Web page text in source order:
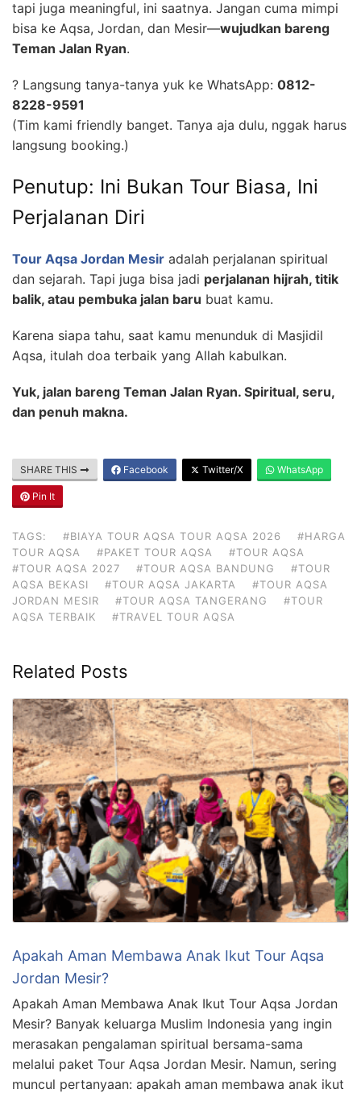
tapi juga meaningful, ini saatnya. Jangan cuma mimpi
bisa ke Aqsa, Jordan, dan Mesir—wujudkan bareng
Teman Jalan Ryan.
? Langsung tanya-tanya yuk ke WhatsApp: 0812-
8228-9591
(Tim kami friendly banget. Tanya aja dulu, nggak harus
langsung booking.)
Penutup: Ini Bukan Tour Biasa, Ini
Perjalanan Diri
Tour Aqsa Jordan Mesir adalah perjalanan spiritual
dan sejarah. Tapi juga bisa jadi perjalanan hijrah, titik
balik, atau pembuka jalan baru buat kamu.
Karena siapa tahu, saat kamu menunduk di Masjidil
Aqsa, itulah doa terbaik yang Allah kabulkan.
Yuk, jalan bareng Teman Jalan Ryan. Spiritual, seru,
dan penuh makna.
SHARE THIS Facebook Twitter/X WhatsApp
Pin It
TAGS: #BIAYA TOUR AQSA TOUR AQSA 2026
#HARGA
TOUR AQSA
#PAKET TOUR AQSA
#TOUR AQSA
#TOUR AQSA 2027
#TOUR AQSA BANDUNG
#TOUR
AQSA BEKASI
#TOUR AQSA JAKARTA
#TOUR AQSA
JORDAN MESIR
#TOUR AQSA TANGERANG
#TOUR
AQSA TERBAIK
#TRAVEL TOUR AQSA
Related Posts
Apakah Aman Membawa Anak Ikut Tour Aqsa
Jordan Mesir?
Apakah Aman Membawa Anak Ikut Tour Aqsa Jordan
Mesir? Banyak keluarga Muslim Indonesia yang ingin
merasakan pengalaman spiritual bersama-sama
melalui paket Tour Aqsa Jordan Mesir. Namun, sering
muncul pertanyaan: apakah aman membawa anak ikut